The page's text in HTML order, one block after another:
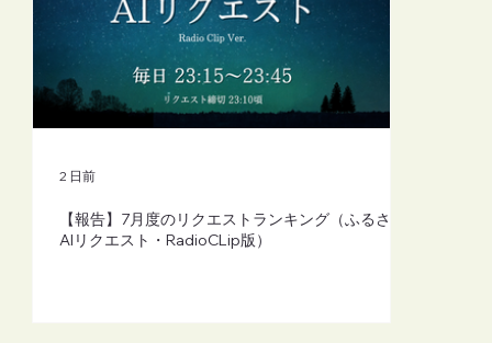
【FM-YRC】魔女michの隠れ家から
【報告】7月度のリクエストランキング（ふるさと
AIリクエスト・RadioCLip版）
2 日前